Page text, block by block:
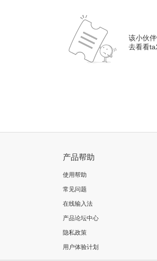
该小伙
去看看ta
产品帮助
使用帮助
常见问题
在线输入法
产品论坛中心
隐私政策
用户体验计划